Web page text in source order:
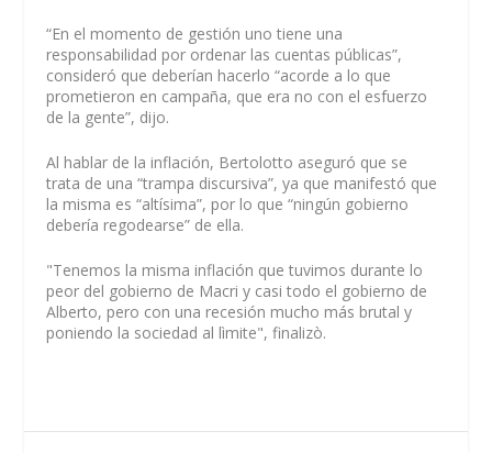
“En el momento de gestión uno tiene una
responsabilidad por ordenar las cuentas públicas”,
consideró que deberían hacerlo “acorde a lo que
prometieron en campaña, que era no con el esfuerzo
de la gente”, dijo.
Al hablar de la inflación, Bertolotto aseguró que se
trata de una “trampa discursiva”, ya que manifestó que
la misma es “altísima”, por lo que “ningún gobierno
debería regodearse” de ella.
"Tenemos la misma inflación que tuvimos durante lo
peor del gobierno de Macri y casi todo el gobierno de
Alberto, pero con una recesión mucho más brutal y
poniendo la sociedad al lìmite", finalizò.